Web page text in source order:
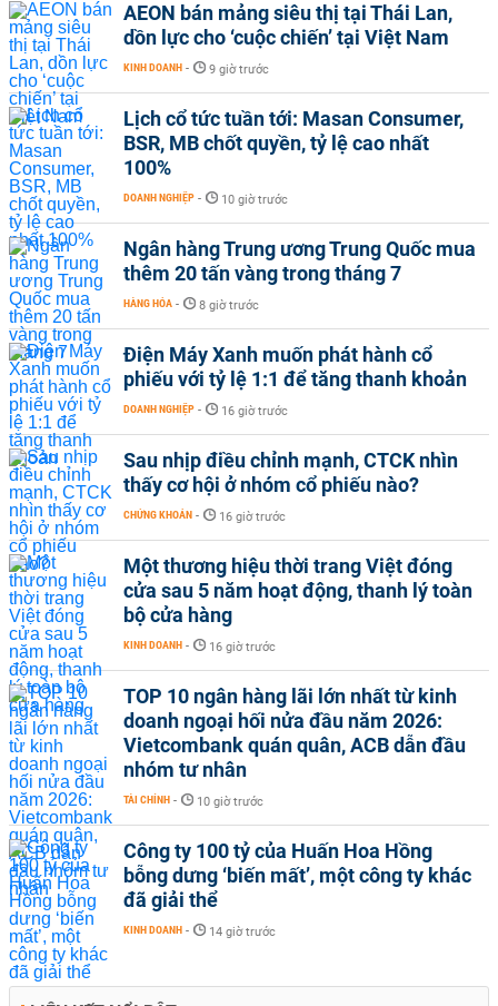
AEON bán mảng siêu thị tại Thái Lan,
dồn lực cho ‘cuộc chiến’ tại Việt Nam
KINH DOANH - 9 giờ trước
Lịch cổ tức tuần tới: Masan Consumer,
BSR, MB chốt quyền, tỷ lệ cao nhất
100%
DOANH NGHIỆP - 10 giờ trước
Ngân hàng Trung ương Trung Quốc mua
thêm 20 tấn vàng trong tháng 7
HÀNG HÓA - 8 giờ trước
Điện Máy Xanh muốn phát hành cổ
phiếu với tỷ lệ 1:1 để tăng thanh khoản
DOANH NGHIỆP - 16 giờ trước
Sau nhịp điều chỉnh mạnh, CTCK nhìn
thấy cơ hội ở nhóm cổ phiếu nào?
CHỨNG KHOÁN - 16 giờ trước
Một thương hiệu thời trang Việt đóng
cửa sau 5 năm hoạt động, thanh lý toàn
bộ cửa hàng
KINH DOANH - 16 giờ trước
TOP 10 ngân hàng lãi lớn nhất từ kinh
doanh ngoại hối nửa đầu năm 2026:
Vietcombank quán quân, ACB dẫn đầu
nhóm tư nhân
TÀI CHÍNH - 10 giờ trước
Công ty 100 tỷ của Huấn Hoa Hồng
bỗng dưng ‘biến mất’, một công ty khác
đã giải thể
KINH DOANH - 14 giờ trước